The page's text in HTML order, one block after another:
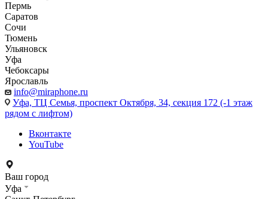
Пермь
Саратов
Сочи
Тюмень
Ульяновск
Уфа
Чебоксары
Ярославль
info@miraphone.ru
Уфа, ТЦ Семья, проспект Октября, 34, секция 172 (-1 этаж
рядом с лифтом)
Вконтакте
YouTube
Ваш город
Уфа